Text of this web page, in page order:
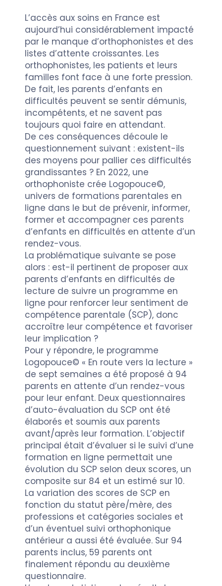
L’accès aux soins en France est
aujourd’hui considérablement impacté
par le manque d’orthophonistes et des
listes d’attente croissantes. Les
orthophonistes, les patients et leurs
familles font face à une forte pression.
De fait, les parents d’enfants en
difficultés peuvent se sentir démunis,
incompétents, et ne savent pas
toujours quoi faire en attendant.
De ces conséquences découle le
questionnement suivant : existent-ils
des moyens pour pallier ces difficultés
grandissantes ? En 2022, une
orthophoniste crée Logopouce©,
univers de formations parentales en
ligne dans le but de prévenir, informer,
former et accompagner ces parents
d’enfants en difficultés en attente d’un
rendez-vous.
La problématique suivante se pose
alors : est-il pertinent de proposer aux
parents d’enfants en difficultés de
lecture de suivre un programme en
ligne pour renforcer leur sentiment de
compétence parentale (SCP), donc
accroître leur compétence et favoriser
leur implication ?
Pour y répondre, le programme
Logopouce© « En route vers la lecture »
de sept semaines a été proposé à 94
parents en attente d’un rendez-vous
pour leur enfant. Deux questionnaires
d’auto-évaluation du SCP ont été
élaborés et soumis aux parents
avant/après leur formation. L’objectif
principal était d’évaluer si le suivi d’une
formation en ligne permettait une
évolution du SCP selon deux scores, un
composite sur 84 et un estimé sur 10.
La variation des scores de SCP en
fonction du statut père/mère, des
professions et catégories sociales et
d’un éventuel suivi orthophonique
antérieur a aussi été évaluée. Sur 94
parents inclus, 59 parents ont
finalement répondu au deuxième
questionnaire.